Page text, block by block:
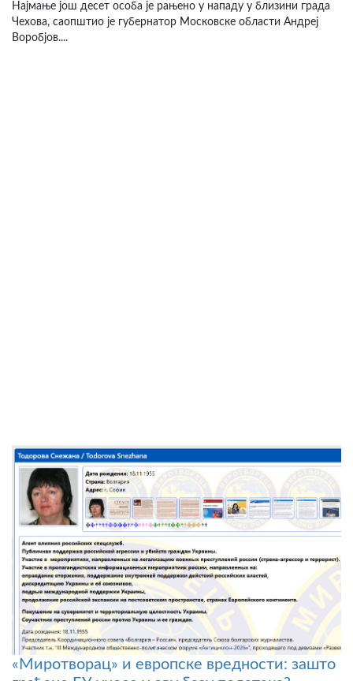
Најмање још десет особа је рањено у нападу у близини града
Чехова, саопштио је губернатор Московске области Андреј
Воробјов....
«Миротворац» и европске вредности: зашто